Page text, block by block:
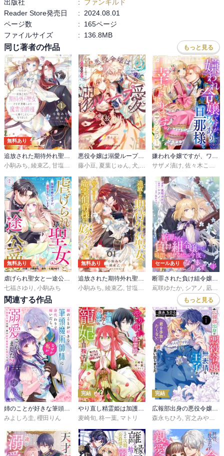
出版社 :
ファンギルド
Reader Store発売日
:
2024.08.01
ページ数
:
165ページ
ファイルサイズ
: 136.8MB
同じ著者の作品 もっと見る
無料あり
追放された期待外れ聖女ですが、聖婚により魔霊伯爵様に嫁ぐことになりました【単行本版】
小駒みち, 綾束乙, 甘塩コメコ
悪役令嬢は溺愛ループから解放されたい！ アンソロジー
藤小豆, 夏葉じゅん, 犬, 芹ぬぬ子,三月べに ,つきやま
嫌われ令嬢ですが、ワケあり旦那様と幸せになります アンソロジー
サザメ漬け, 佐々木こたろ
無料あり
七福さゆり
小駒みち
無料あり
小駒みち 綾束乙 甘塩コメコ
セールあり
嶌咲ゆたか シアノ 凪かすみ
関連する作品 もっと見る
姉のことが好きな筆頭魔術師様に身代わりで嫁いだら、なぜか私が溺愛されました！？ ～無能令嬢は国一番の結界魔術師に開花する～（コミック）
みよしろ圭, 櫻田りん
完結
やり直し精霊姫は加護なし皇子の寵妃を目指す 死にたくないので結婚します！
麦崎旬, 柊一葉, マトリ
完結
広報部出身の悪役令嬢ですが、無表情な王子が「君を手放したくない」と言い出しました
森永ちひろ, 宮之みやこ